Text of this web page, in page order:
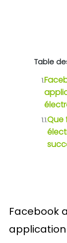
Table
1.
1.1.Que
Facebook